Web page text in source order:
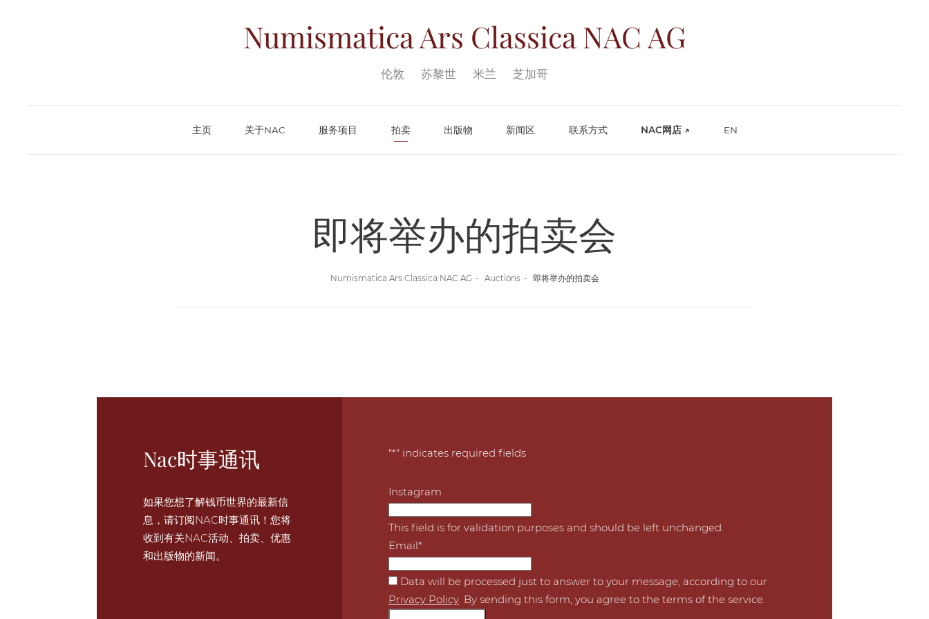
Numismatica Ars ClassicaNAC AG
伦敦 苏黎世 米兰 芝加哥
主页 关于NAC 服务项目 拍卖 出版物 新闻区 联系方式 NAC网店 ↗ EN
即将举办的拍卖会
Numismatica Ars Classica NAC AG Auctions 即将举办的拍卖会
Nac时事通讯
如果您想了解钱币世界的最新信
息，请订阅NAC时事通讯！您将
收到有关NAC活动、拍卖、优惠
和出版物的新闻。
"*" indicates required fields
Instagram
This field is for validation purposes and should be left unchanged.
Email*
*
Data will be processed just to answer to your message, according to our
Privacy Policy. By sending this form, you agree to the terms of the service.